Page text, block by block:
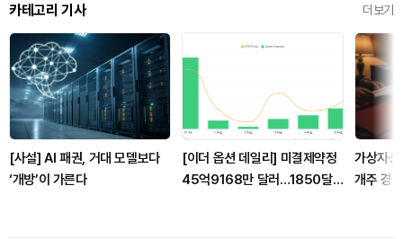
카테고리 기사 더보기
[사설] AI 패권, 거대 모델보다
‘개방’이 가른다
[이더 옵션 데일리] 미결제약정
45억9168만 달러…1850달
가상자
개주 경